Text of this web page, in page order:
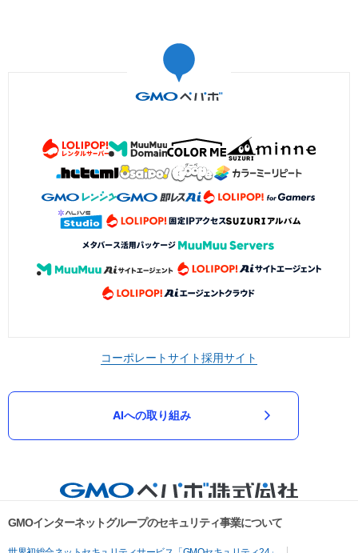
コーポレートサイト採用サイト
AIへの取り組み
GMOインターネットグループのセキュリティ事業について